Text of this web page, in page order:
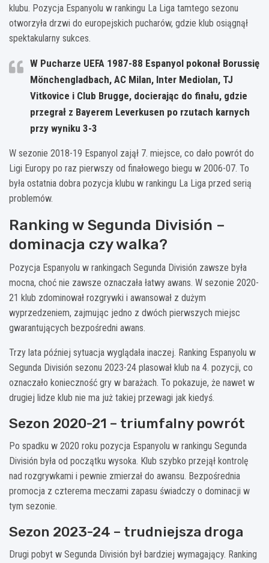
klubu. Pozycja Espanyolu w rankingu La Liga tamtego sezonu
otworzyła drzwi do europejskich pucharów, gdzie klub osiągnął
spektakularny sukces.
W Pucharze UEFA 1987-88 Espanyol pokonał Borussię
Mönchengladbach, AC Milan, Inter Mediolan, TJ
Vitkovice i Club Brugge, docierając do finału, gdzie
przegrał z Bayerem Leverkusen po rzutach karnych
przy wyniku 3-3
W sezonie 2018-19 Espanyol zajął 7. miejsce, co dało powrót do
Ligi Europy po raz pierwszy od finałowego biegu w 2006-07. To
była ostatnia dobra pozycja klubu w rankingu La Liga przed serią
problemów.
Ranking w Segunda División –
dominacja czy walka?
Pozycja Espanyolu w rankingach Segunda División zawsze była
mocna, choć nie zawsze oznaczała łatwy awans. W sezonie 2020-
21 klub zdominował rozgrywki i awansował z dużym
wyprzedzeniem, zajmując jedno z dwóch pierwszych miejsc
gwarantujących bezpośredni awans.
Trzy lata później sytuacja wyglądała inaczej. Ranking Espanyolu w
Segunda División sezonu 2023-24 plasował klub na 4. pozycji, co
oznaczało konieczność gry w barażach. To pokazuje, że nawet w
drugiej lidze klub nie ma już takiej przewagi jak kiedyś.
Sezon 2020-21 – triumfalny powrót
Po spadku w 2020 roku pozycja Espanyolu w rankingu Segunda
División była od początku wysoka. Klub szybko przejął kontrolę
nad rozgrywkami i pewnie zmierzał do awansu. Bezpośrednia
promocja z czterema meczami zapasu świadczy o dominacji w
tym sezonie.
Sezon 2023-24 – trudniejsza droga
Drugi pobyt w Segunda División był bardziej wymagający. Ranking